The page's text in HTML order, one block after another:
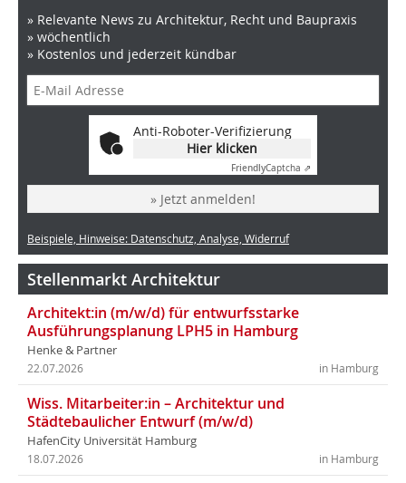
» Relevante News zu Architektur, Recht und Baupraxis
» wöchentlich
» Kostenlos und jederzeit kündbar
Anti-Roboter-Verifizierung
Hier klicken
FriendlyCaptcha ⇗
» Jetzt anmelden!
Beispiele, Hinweise: Datenschutz, Analyse, Widerruf
Stellenmarkt Architektur
Architekt:in (m/w/d) für entwurfsstarke
Ausführungsplanung LPH5 in Hamburg
Henke & Partner
in Hamburg
22.07.2026
Wiss. Mitarbeiter:in – Architektur und
Städtebaulicher Entwurf (m/w/d)
HafenCity Universität Hamburg
in Hamburg
18.07.2026